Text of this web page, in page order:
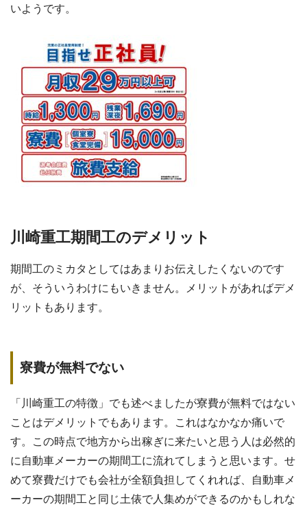
いようです。
川崎重工期間工のデメリット
期間工のミカタとしてはあまりお伝えしたくないのです
が、そういうわけにもいきません。メリットがあればデメ
リットもあります。
寮費が無料でない
「川崎重工の特徴」でも述べましたが寮費が無料ではない
ことはデメリットでもあります。これはなかなか痛いで
す。この時点で地方から出稼ぎに来たいと思う人は必然的
に自動車メーカーの期間工に流れてしまうと思います。せ
めて寮費だけでも会社が全額負担してくれれば、自動車メ
ーカーの期間工と同じ土俵で人集めができるのかもしれな